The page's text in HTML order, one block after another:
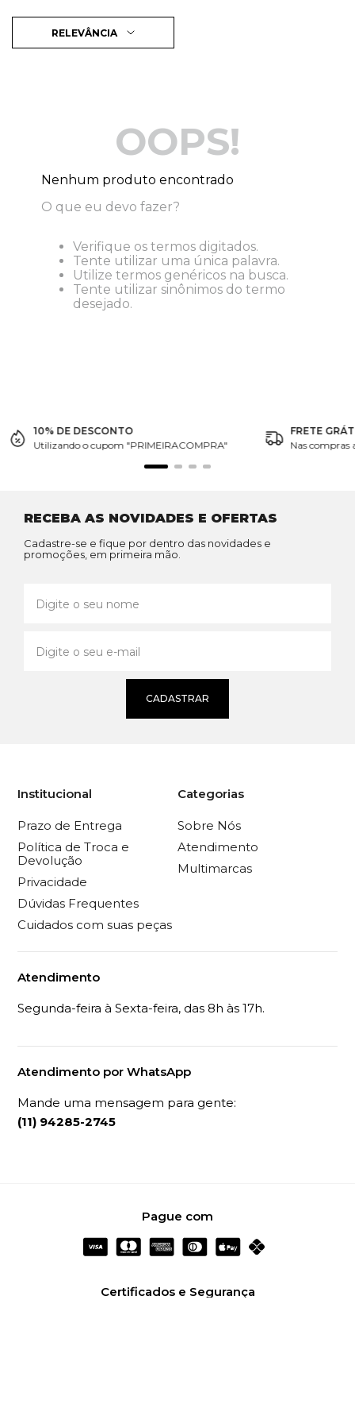
RELEVÂNCIA
OOPS!
Nenhum produto encontrado
O que eu devo fazer?
Verifique os termos digitados.
Tente utilizar uma única palavra.
Utilize termos genéricos na busca.
Tente utilizar sinônimos do termo
desejado.
10% DE DESCONTO
Utilizando o cupom "PRIMEIRACOMPRA"
FRETE
Nas compras
RECEBA AS NOVIDADES E OFERTAS
Cadastre-se e fique por dentro das novidades e
promoções, em primeira mão.
CADASTRAR
Institucional
Prazo de Entrega
Política de Troca e
Devolução
Privacidade
Dúvidas Frequentes
Cuidados com suas peças
Categorias
Sobre Nós
Atendimento
Multimarcas
Atendimento
Segunda-feira à Sexta-feira, das 8h às 17h.
Atendimento por WhatsApp
Mande uma mensagem para gente:
(11) 94285-2745
Pague com
Certificados e Segurança